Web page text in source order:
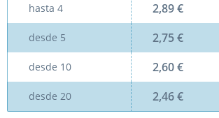
hasta 4 2,89 €
desde 5 2,75 €
desde 10 2,60 €
desde 20 2,46 €